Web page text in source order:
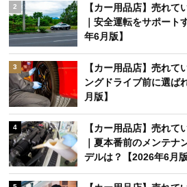
2
【カー用品店】売れ
｜安全運転をサポー
年6月版】
3
【カー用品店】売れて
ングドライブ前に選ば
月版】
4
【カー用品店】売れ
｜夏本番前のメンテナ
デルは？【2026年6月版